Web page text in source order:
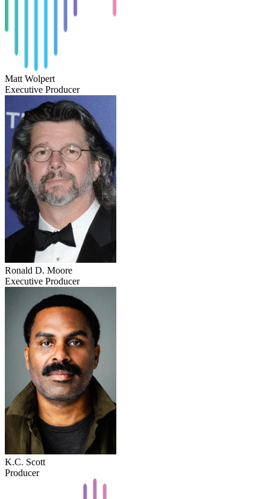
Matt Wolpert
Executive Producer
Ronald D. Moore
Executive Producer
K.C. Scott
Producer